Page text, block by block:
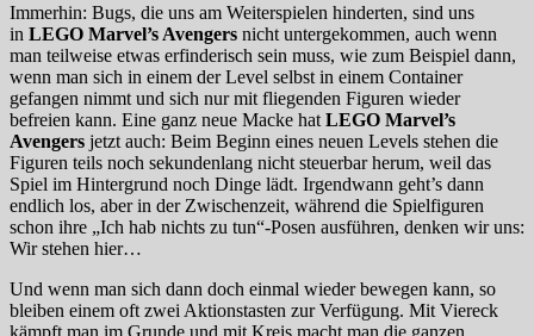
Immerhin: Bugs, die uns am Weiterspielen hinderten, sind uns
in LEGO Marvel’s Avengers nicht untergekommen, auch wenn
man teilweise etwas erfinderisch sein muss, wie zum Beispiel dann,
wenn man sich in einem der Level selbst in einem Container
gefangen nimmt und sich nur mit fliegenden Figuren wieder
befreien kann. Eine ganz neue Macke hat LEGO Marvel’s
Avengers jetzt auch: Beim Beginn eines neuen Levels stehen die
Figuren teils noch sekundenlang nicht steuerbar herum, weil das
Spiel im Hintergrund noch Dinge lädt. Irgendwann geht’s dann
endlich los, aber in der Zwischenzeit, während die Spielfiguren
schon ihre „Ich hab nichts zu tun“-Posen ausführen, denken wir uns:
Wir stehen hier…
Und wenn man sich dann doch einmal wieder bewegen kann, so
bleiben einem oft zwei Aktionstasten zur Verfügung. Mit Viereck
kämpft man im Grunde und mit Kreis macht man die ganzen